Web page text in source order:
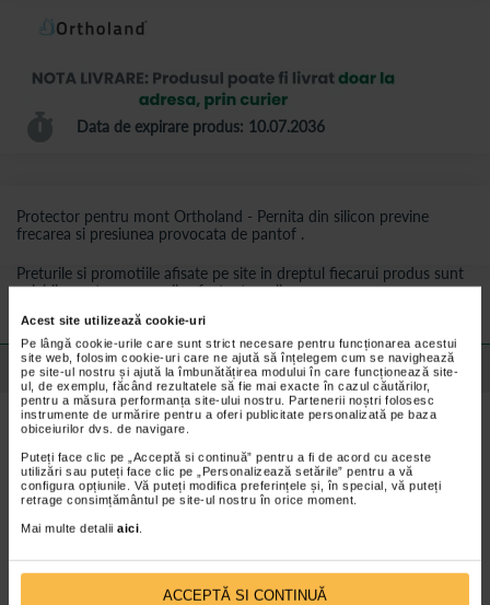
Acest site utilizează cookie-uri
Pe lângă cookie-urile care sunt strict necesare pentru funcționarea acestui
site web, folosim cookie-uri care ne ajută să înțelegem cum se navighează
pe site-ul nostru și ajută la îmbunătățirea modului în care funcționează site-
ul, de exemplu, făcând rezultatele să fie mai exacte în cazul căutărilor,
pentru a măsura performanța site-ului nostru. Partenerii noștri folosesc
instrumente de urmărire pentru a oferi publicitate personalizată pe baza
obiceiurilor dvs. de navigare.
Puteți face clic pe „Acceptă si continuă” pentru a fi de acord cu aceste
utilizări sau puteți face clic pe „Personalizează setările” pentru a vă
configura opțiunile. Vă puteți modifica preferințele și, în special, vă puteți
retrage consimțământul pe site-ul nostru în orice moment.
Mai multe detalii aici
ACCEPTĂ SI CONTINUĂ
Data de expirare produs: 10.07.2036
Protector pentru mont Ortholand - Pernita din silicon previne
frecarea si presiunea provocata de pantof .
Preturile si promotiile afisate pe site in dreptul fiecarui produs sunt
valabile pentru comenzile efectuate online.
Detalii despre produs
Caracteristici protector pentru mont Ortholand
este recomandata persoanelor cu afectiuni precum monturi,
bataturi sau dureri frecvente la nivelul degetului mare de la
picior, dar si persoanelor care vor sa previna.
confera un plus de confort in timpul mersului, celor care petrec
toc in mod frecvent.
previne durerea cauzata de presiune sau frecare, iritarea pielii.